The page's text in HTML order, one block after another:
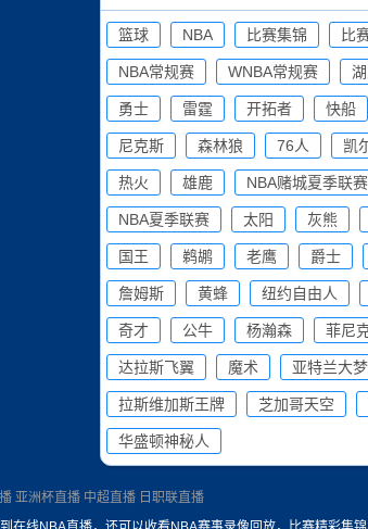
篮球 NBA 比赛集锦 比
NBA常规赛 WNBA常规赛
勇士 雷霆 开拓者 快船
尼克斯 森林狼 76人 凯
热火 雄鹿 NBA赌城夏季联赛
NBA夏季联赛 太阳 灰熊
国王 鹈鹕 老鹰 爵士
詹姆斯 黄蜂 纽约自由人
奇才 公牛 杨瀚森 菲尼
达拉斯飞翼 魔术 亚特兰大
拉斯维加斯王牌 芝加哥天空
华盛顿神秘人
亚洲杯直播 中超直播 日职联直播